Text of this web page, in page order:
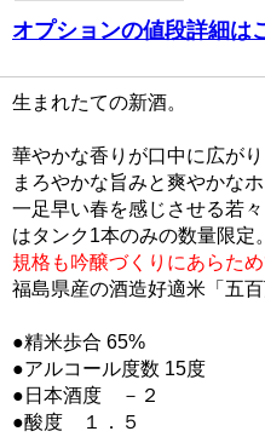
オプションの値段詳細は
生まれたての新酒。
華やかな香りが口中に広がり
まろやかな旨みと爽やかな
一足早い春を感じさせる若
はタンク1本のみの数量限定。
規格も吟醸づくりにあらた
福島県産の酒造好適米「五百
●精米歩合 65%
●アルコール度数 15度
●日本酒度 －２
●酸度 １．５